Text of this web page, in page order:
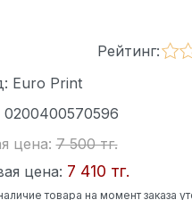
Рейтинг:
Euro Print
0200400570596
цена:7 500 тг.
цена: 7 410 тг.
товара на момент заказа